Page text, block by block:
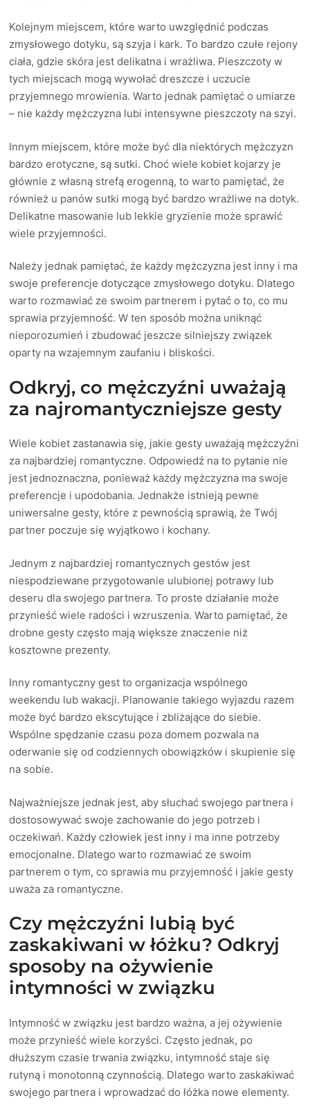
Kolejnym miejscem, które warto uwzględnić podczas
zmysłowego dotyku, są szyja i kark. To bardzo czułe rejony
ciała, gdzie skóra jest delikatna i wrażliwa. Pieszczoty w
tych miejscach mogą wywołać dreszcze i uczucie
przyjemnego mrowienia. Warto jednak pamiętać o umiarze
– nie każdy mężczyzna lubi intensywne pieszczoty na szyi.
Innym miejscem, które może być dla niektórych mężczyzn
bardzo erotyczne, są sutki. Choć wiele kobiet kojarzy je
głównie z własną strefą erogenną, to warto pamiętać, że
również u panów sutki mogą być bardzo wrażliwe na dotyk.
Delikatne masowanie lub lekkie gryzienie może sprawić
wiele przyjemności.
Należy jednak pamiętać, że każdy mężczyzna jest inny i ma
swoje preferencje dotyczące zmysłowego dotyku. Dlatego
warto rozmawiać ze swoim partnerem i pytać o to, co mu
sprawia przyjemność. W ten sposób można uniknąć
nieporozumień i zbudować jeszcze silniejszy związek
oparty na wzajemnym zaufaniu i bliskości.
Odkryj, co mężczyźni uważają
za najromantyczniejsze gesty
Wiele kobiet zastanawia się, jakie gesty uważają mężczyźni
za najbardziej romantyczne. Odpowiedź na to pytanie nie
jest jednoznaczna, ponieważ każdy mężczyzna ma swoje
preferencje i upodobania. Jednakże istnieją pewne
uniwersalne gesty, które z pewnością sprawią, że Twój
partner poczuje się wyjątkowo i kochany.
Jednym z najbardziej romantycznych gestów jest
niespodziewane przygotowanie ulubionej potrawy lub
deseru dla swojego partnera. To proste działanie może
przynieść wiele radości i wzruszenia. Warto pamiętać, że
drobne gesty często mają większe znaczenie niż
kosztowne prezenty.
Inny romantyczny gest to organizacja wspólnego
weekendu lub wakacji. Planowanie takiego wyjazdu razem
może być bardzo ekscytujące i zbliżające do siebie.
Wspólne spędzanie czasu poza domem pozwala na
oderwanie się od codziennych obowiązków i skupienie się
na sobie.
Najważniejsze jednak jest, aby słuchać swojego partnera i
dostosowywać swoje zachowanie do jego potrzeb i
oczekiwań. Każdy człowiek jest inny i ma inne potrzeby
emocjonalne. Dlatego warto rozmawiać ze swoim
partnerem o tym, co sprawia mu przyjemność i jakie gesty
uważa za romantyczne.
Czy mężczyźni lubią być
zaskakiwani w łóżku? Odkryj
sposoby na ożywienie
intymności w związku
Intymność w związku jest bardzo ważna, a jej ożywienie
może przynieść wiele korzyści. Często jednak, po
dłuższym czasie trwania związku, intymność staje się
rutyną i monotonną czynnością. Dlatego warto zaskakiwać
swojego partnera i wprowadzać do łóżka nowe elementy.